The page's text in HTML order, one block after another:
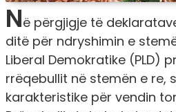
Në përgjigje të
ditë për ndryshimin e
Liberal Demokratike (PLD)
rrëqebullit në stemën e re,
karakteristike për vendin